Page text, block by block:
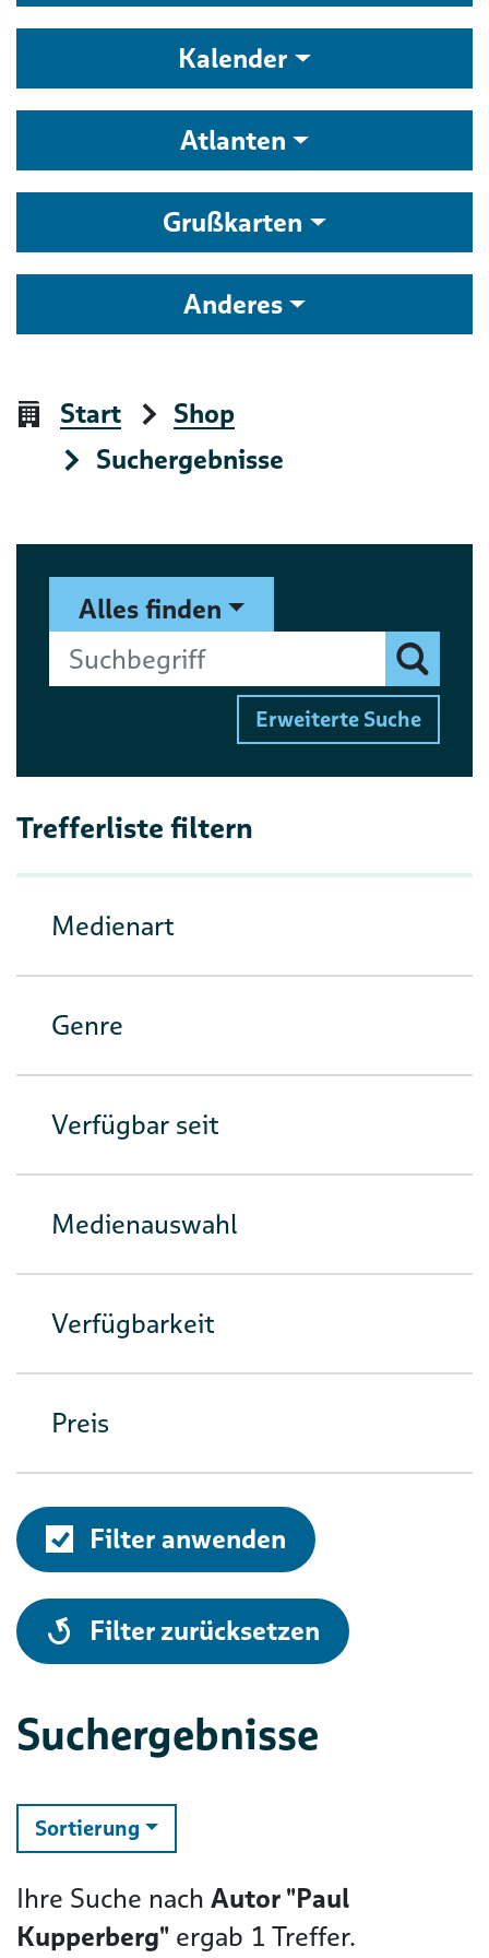
Kalender
Atlanten
Grußkarten
Anderes
Start
Shop
Suchergebnisse
Suchformular
Alles finden
Suchbegriff
Finden
Erweiterte Suche
Trefferliste filtern
Medienart
Genre
Verfügbar seit
Medienauswahl
Verfügbarkeit
Preis
Filter anwenden
alle
Filter zurücksetzen
Suchergebnisse
Sortierung ändern
Ihre Suche nach Autor "Paul
Kupperberg" ergab 1 Treffer.